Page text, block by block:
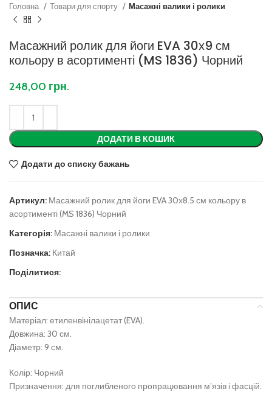
Головна Товари для спорту Масажні валики і ролики
Масажний ролик для йоги EVA 30х9 см
кольору в асортименті (MS 1836) Чорний
248,00 грн.
ДОДАТИ В КОШИК
Додати до списку бажань
Артикул: Масажний ролик для йоги EVA 30х8.5 см кольору в
асортименті (MS 1836) Чорний
Категорія: Масажні валики і ролики
Позначка: Китай
Поділитися:
ОПИС
Матеріал: етиленвінілацетат (EVA).
Довжина: 30 см.
Діаметр: 9 см.
Колір: Чорний
Призначення: для поглибленого пропрацювання м’язів і фасцій.